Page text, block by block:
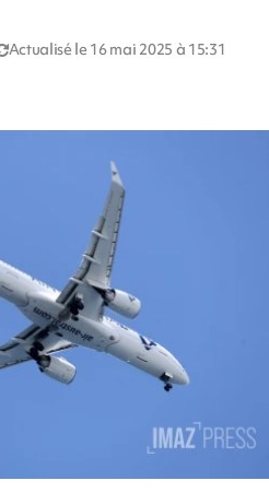
Actualisé le 16 mai 2025 à 15:31